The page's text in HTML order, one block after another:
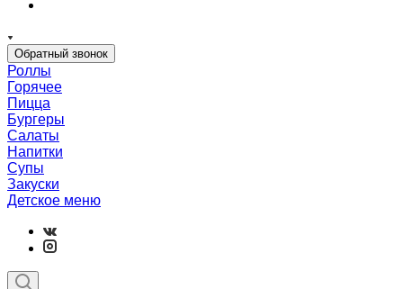
Обратный звонок
Роллы
Горячее
Пицца
Бургеры
Салаты
Напитки
Супы
Закуски
Детское меню